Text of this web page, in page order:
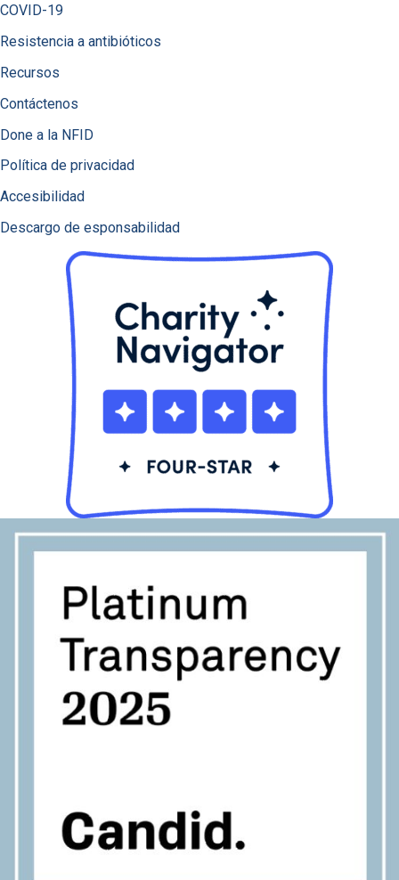
COVID-19
Resistencia a antibióticos
Recursos
Contáctenos
Done a la NFID
Política de privacidad
Accesibilidad
Descargo de esponsabilidad